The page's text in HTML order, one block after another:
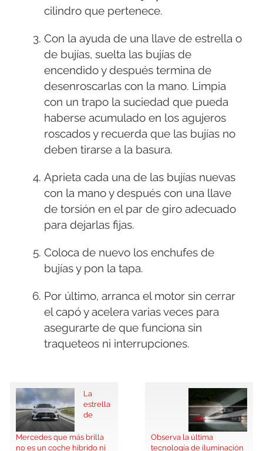
cilindro que pertenece.
Con la ayuda de una llave de estrella o
de bujías, suelta las bujías de
encendido y después termina de
desenroscarlas con la mano. Limpia
con un trapo la suciedad que pueda
haberse acumulado en los agujeros
roscados y recuerda que las bujías no
deben tirarse a la basura.
Aprieta cada una de las bujías nuevas
con la mano y después con una llave
de torsión en el par de giro adecuado
para dejarlas fijas.
Coloca de nuevo los enchufes de
bujías y pon la tapa.
Por último, arranca el motor sin cerrar
el capó y acelera varias veces para
asegurarte de que funciona sin
traqueteos ni interrupciones.
La
estrella
de
Mercedes que más brilla
no es un coche híbrido ni
Observa la última
tecnología de iluminación